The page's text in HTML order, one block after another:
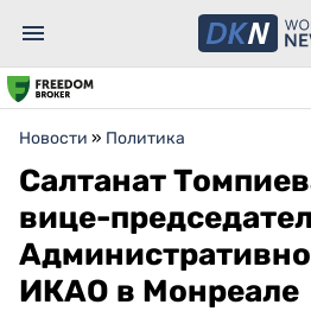
Новости » Политика
Салтанат
вице-
ИКАО в Монреале